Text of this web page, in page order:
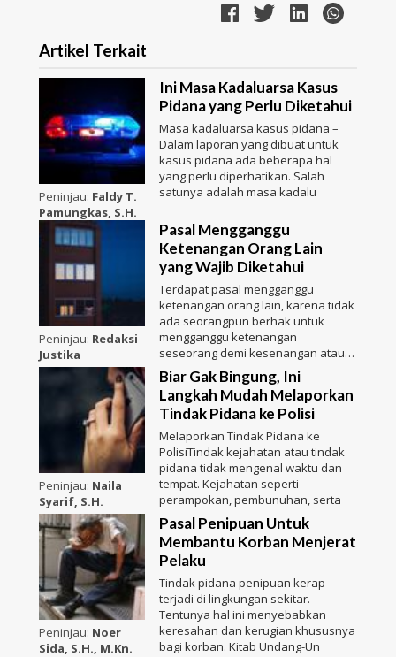
Artikel Terkait
Peninjau: Faldy T.
Pamungkas, S.H.
Ini Masa Kadaluarsa Kasus
Pidana yang Perlu Diketahui
Masa kadaluarsa kasus pidana –
Dalam laporan yang dibuat untuk
kasus pidana ada beberapa hal
yang perlu diperhatikan. Salah
satunya adalah masa kadalu
Peninjau: Redaksi
Justika
Pasal Mengganggu
Ketenangan Orang Lain
yang Wajib Diketahui
Terdapat pasal mengganggu
ketenangan orang lain, karena tidak
ada seorangpun berhak untuk
mengganggu ketenangan
seseorang demi kesenangan atau
kepenti
Peninjau: Naila
Syarif, S.H.
Biar Gak Bingung, Ini
Langkah Mudah Melaporkan
Tindak Pidana ke Polisi
Melaporkan Tindak Pidana ke
PolisiTindak kejahatan atau tindak
pidana tidak mengenal waktu dan
tempat. Kejahatan seperti
perampokan, pembunuhan, serta
Peninjau: Noer
Sida, S.H., M.Kn.
Pasal Penipuan Untuk
Membantu Korban Menjerat
Pelaku
Tindak pidana penipuan kerap
terjadi di lingkungan sekitar.
Tentunya hal ini menyebabkan
keresahan dan kerugian khususnya
bagi korban. Kitab Undang-Un